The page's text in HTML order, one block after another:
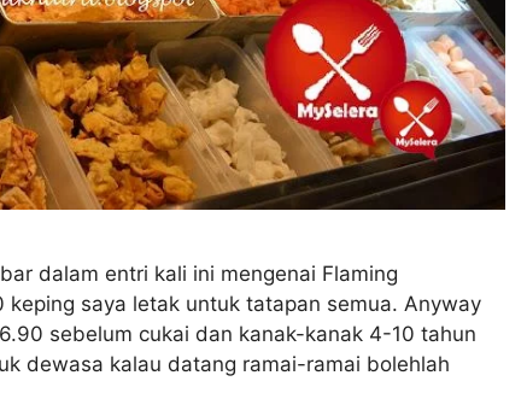
dalam entri kali ini mengenai Flaming
saya letak untuk tatapan semua. Anyway
sebelum cukai dan kanak-kanak 4-10 tahun
dewasa kalau datang ramai-ramai bolehlah